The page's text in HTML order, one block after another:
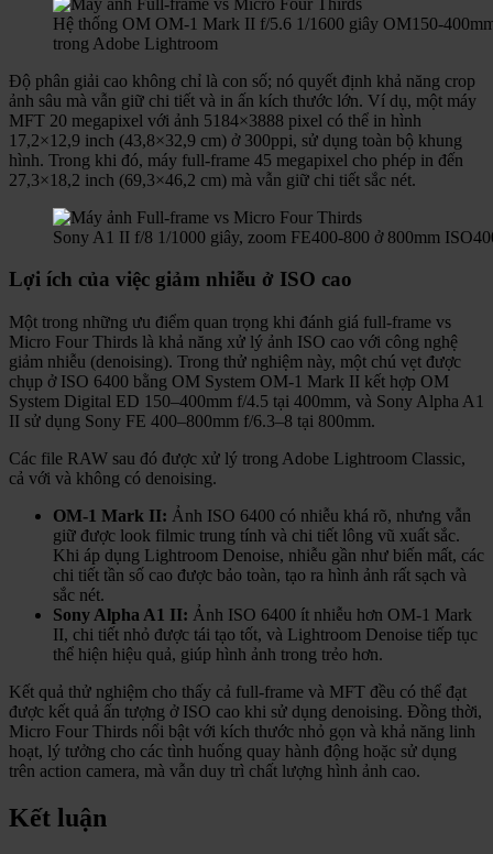
Hệ thống OM OM-1 Mark II f/5.6 1/1600 giây OM150-
trong Adobe Lightroom
Độ phân giải cao không chỉ là con số; nó quyết định khả năng crop
ảnh sâu mà vẫn giữ chi tiết và in ấn kích thước lớn. Ví dụ, một máy
MFT 20 megapixel với ảnh 5184×3888 pixel có thể in hình
17,2×12,9 inch (43,8×32,9 cm) ở 300ppi, sử dụng toàn bộ khung
hình. Trong khi đó, máy full-frame 45 megapixel cho phép in đến
27,3×18,2 inch (69,3×46,2 cm) mà vẫn giữ chi tiết sắc nét.
Sony A1 II f/8 1/1000 giây, zoom FE400-800 ở 800mm
Lợi ích của việc giảm nhiễu ở ISO cao
Một trong những ưu điểm quan trọng khi đánh giá full-frame vs
Micro Four Thirds là khả năng xử lý ảnh ISO cao với công nghệ
giảm nhiễu (denoising). Trong thử nghiệm này, một chú vẹt được
chụp ở ISO 6400 bằng OM System OM-1 Mark II kết hợp OM
System Digital ED 150–400mm f/4.5 tại 400mm, và Sony Alpha A1
II sử dụng Sony FE 400–800mm f/6.3–8 tại 800mm.
Các file RAW sau đó được xử lý trong Adobe Lightroom Classic,
cả với và không có denoising.
OM-1 Mark II: Ảnh ISO 6400 có nhiễu khá rõ, nhưng vẫn
giữ được look filmic trung tính và chi tiết lông vũ xuất sắc.
Khi áp dụng Lightroom Denoise, nhiễu gần như biến mất, các
chi tiết tần số cao được bảo toàn, tạo ra hình ảnh rất sạch và
sắc nét.
Sony Alpha A1 II: Ảnh ISO 6400 ít nhiễu hơn OM-1 Mark
II, chi tiết nhỏ được tái tạo tốt, và Lightroom Denoise tiếp tục
thể hiện hiệu quả, giúp hình ảnh trong trẻo hơn.
Kết quả thử nghiệm cho thấy cả full-frame và MFT đều có thể đạt
được kết quả ấn tượng ở ISO cao khi sử dụng denoising. Đồng thời,
Micro Four Thirds nổi bật với kích thước nhỏ gọn và khả năng linh
hoạt, lý tưởng cho các tình huống quay hành động hoặc sử dụng
trên action camera, mà vẫn duy trì chất lượng hình ảnh cao.
Kết luận